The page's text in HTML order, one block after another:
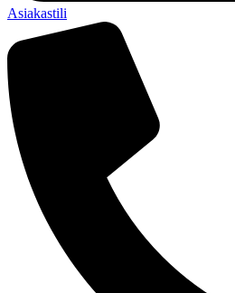
Asiakastili